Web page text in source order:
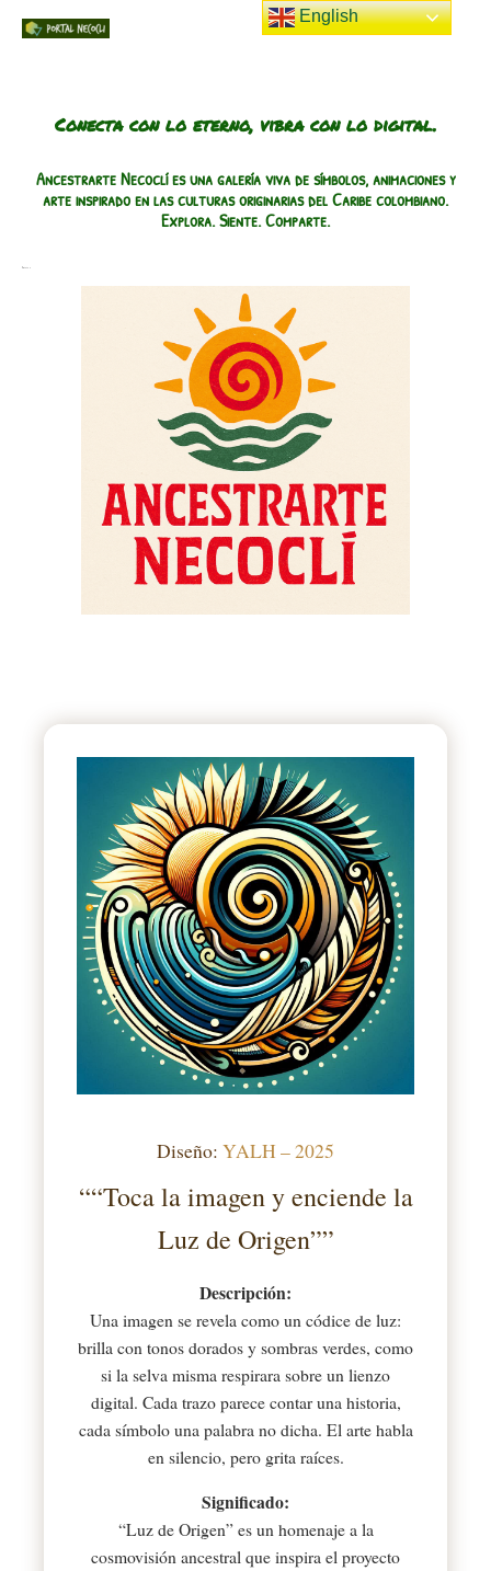
Necocli
Inicio
Conecta con lo eterno, vibra con lo digital.
Ancestrarte Necoclí es una galería viva de símbolos, animaciones y
arte inspirado en las culturas originarias del Caribe colombiano.
Explora. Siente. Comparte.
Diseño: YALH – 2025
““Toca la imagen y enciende la
Luz de Origen””
Descripción:
Una imagen se revela como un códice de luz:
brilla con tonos dorados y sombras verdes, como
si la selva misma respirara sobre un lienzo
digital. Cada trazo parece contar una historia,
cada símbolo una palabra no dicha. El arte habla
en silencio, pero grita raíces.
Significado:
“Luz de Origen” es un homenaje a la
cosmovisión ancestral que inspira el proyecto
English